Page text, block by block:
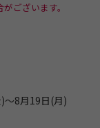
ございます。
～8月19日(月)